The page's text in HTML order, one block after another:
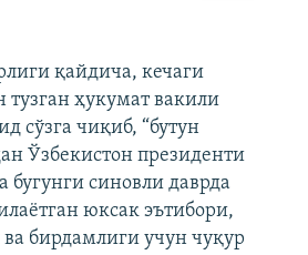
қайдича, кечаги
ҳукумат вакили
сўзга чиқиб, “бутун
Ўзбекистон президенти
синовли даврда
юксак эътибори,
бирдамлиги учун чуқур